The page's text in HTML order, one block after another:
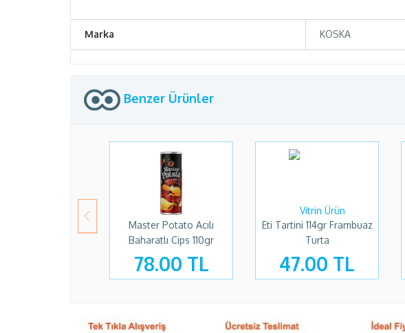
Marka KOSKA
Benzer Ürünler
Master Potato Acılı
Baharatlı Cips 110gr
78.00 TL
Eti Tartini 114gr Frambuaz
Turta
47.00 TL